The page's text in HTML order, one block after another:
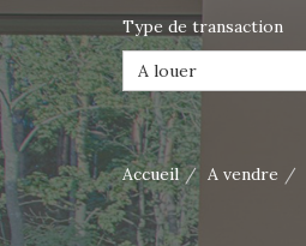
Type de transaction
A louer
Accueil A vendre